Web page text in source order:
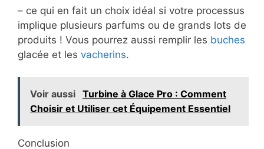
– ce qui en fait un choix idéal si votre processus
implique plusieurs parfums ou de grands lots de
produits ! Vous pourrez aussi remplir les buches
glacée et les vacherins.
Voir aussi Turbine à Glace Pro : Comment
Choisir et Utiliser cet Équipement Essentiel
Conclusion